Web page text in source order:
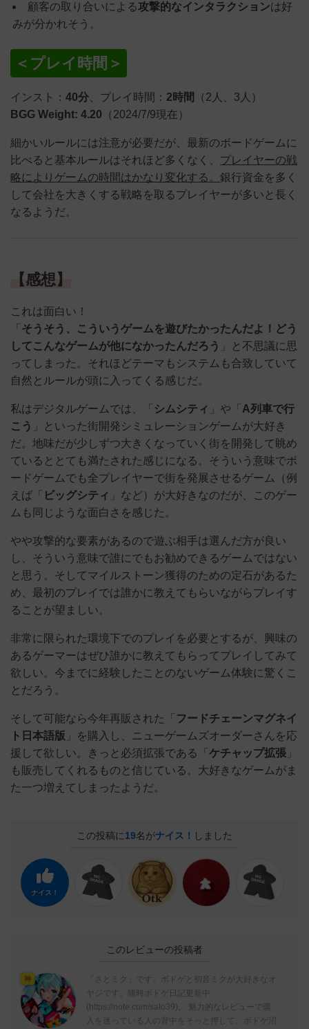
顧客の取り合いによる攻撃的なインタラクションは好
みが分かれそう。
＜プレイ時間＞
インスト： 40分 、プレイ時間： 2時間
（2人、3人）
BGG Weight: 4.20 （2024/7/9現在）
細かいルールには注意が必要だが、最新のボードゲームに
比べると基本ルールはそれほど多くなく、 プレイヤーの戦
略によりゲームの時間はかなり変化する。 銀行資金を多く
して会社を大きくする戦略を取るプレイヤーが多いと長く
なるようだ。
【感想】
これは面白い！
「 そうそう、こういうゲームを遊びたかったんだよ！どう
してこんなゲームが他になかったんだろう 」と不思議に思
ってしまった。それほどテーマもシステムも合致していて
自然とルールが頭に入ってくる感じだ。
私はデジタルゲームでは、「 シムシティ 」や「 A列車で行
こう 」といった街開発シミュレーションゲームが大好き
だ。地味だが少しずつ大きくなっていく街を開発して眺め
ているととても満たされた感じになる。そういう意味でボ
ードゲームでも全プレイヤーで街を発展させるゲーム（例
えば「 ビッグシティ 」など）が大好きなのだが、このゲー
ムも同じような面白さを感じた。
やや攻撃的な要素があるので遊ぶ相手は選んだ方が良い
し、そういう意味で誰にでもお勧めできるゲームではない
と思う。そしてマイルストーン獲得のための定石があるた
め、最初のプレイでは誰かに教えてもらいながらプレイす
ることが望ましい。
非常に限られた環境下でのプレイを必要とするが、興味の
あるゲーマーはぜひ誰かに教えてもらってプレイしてみて
欲しい。今までに経験したことのないゲーム体験に驚くこ
とだろう。
そして可能なら今年再販された「 フードチェーンマグネイ
ト日本語版 」を購入し、ニューゲームズオーダーさんを応
援して欲しい。きっと必須拡張である「 ケチャップ拡張 」
も販売してくれるものと信じている。大好きなゲームがま
た一つ増えてしまったようだ。
この投稿に19名がナイス！ しました
ナイス！
このレビューの投稿者
神
「さとミク」です。ボドゲと初音ミクが大好きなオ
ヤジです。随時ボドゲ日記更新中
(https://note.com/sato39)。 魅力的なレビューで購
入を迷っている人の背中をそっと押して、ボドゲ沼